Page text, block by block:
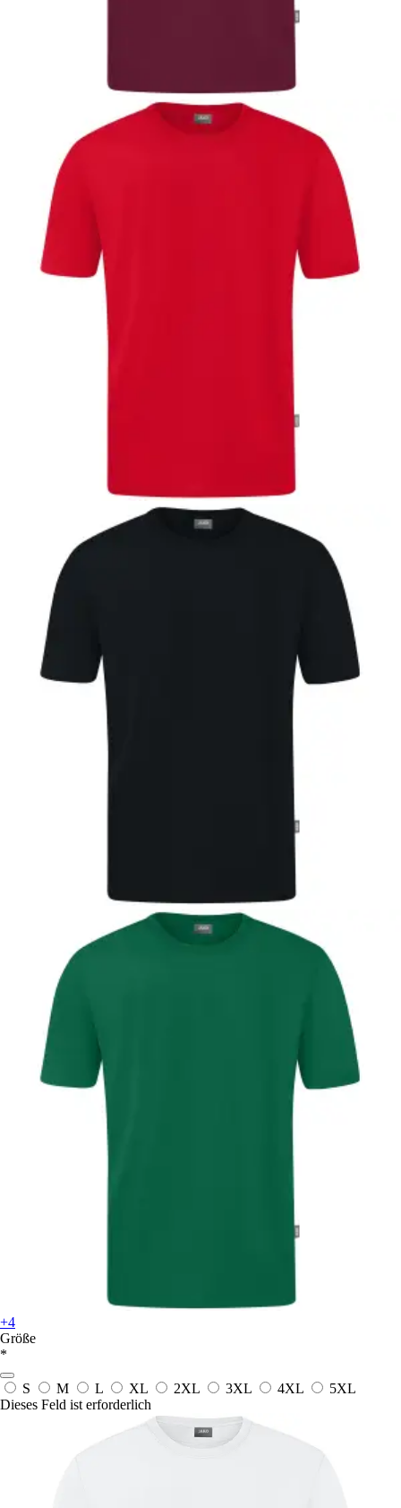
+4
Größe
*
S M L XL 2XL 3XL 4XL
5XL
Dieses Feld ist erforderlich